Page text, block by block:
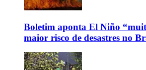
Boletim aponta El Niño
maior risco de desastres no